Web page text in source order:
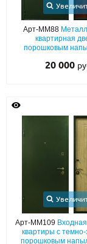
С реечным
ПО НАЗНАЧЕНИЮ
ПО ОСОБЕННОСТЯМ
Популярные
Двери со скидкой
ДВЕРИ С
ГАЛЕРЕЯ
ОПЛАТА
Арт-ММ88
квартирная
порошковым
20 000
Арт-ММ109
квартиры с
порошковым